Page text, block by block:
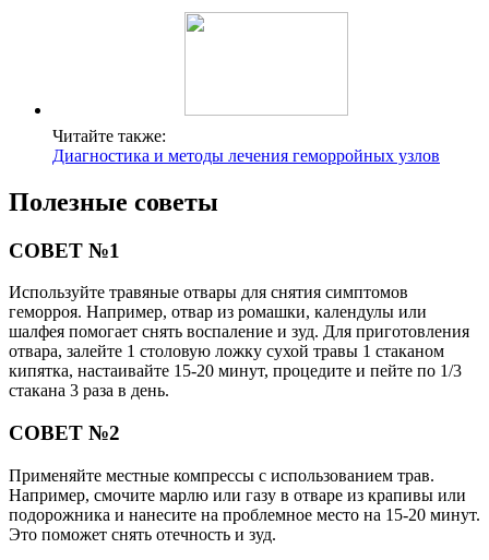
Читайте также:
Диагностика и методы лечения геморройных узлов
Полезные советы
СОВЕТ №1
Используйте травяные отвары для снятия симптомов
геморроя. Например, отвар из ромашки, календулы или
шалфея помогает снять воспаление и зуд. Для приготовления
отвара, залейте 1 столовую ложку сухой травы 1 стаканом
кипятка, настаивайте 15-20 минут, процедите и пейте по 1/3
стакана 3 раза в день.
СОВЕТ №2
Применяйте местные компрессы с использованием трав.
Например, смочите марлю или газу в отваре из крапивы или
подорожника и нанесите на проблемное место на 15-20 минут.
Это поможет снять отечность и зуд.